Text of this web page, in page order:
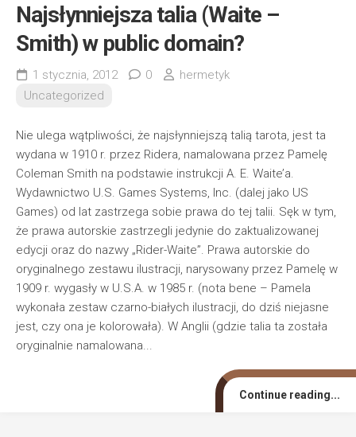
Najsłynniejsza talia (Waite –
Smith) w public domain?
1 stycznia, 2012 0
hermetyk
Uncategorized
Nie ulega wątpliwości, że najsłynniejszą talią tarota, jest ta
wydana w 1910 r. przez Ridera, namalowana przez Pamelę
Coleman Smith na podstawie instrukcji A. E. Waite’a.
Wydawnictwo U.S. Games Systems, Inc. (dalej jako US
Games) od lat zastrzega sobie prawa do tej talii. Sęk w tym,
że prawa autorskie zastrzegli jedynie do zaktualizowanej
edycji oraz do nazwy „Rider-Waite”. Prawa autorskie do
oryginalnego zestawu ilustracji, narysowany przez Pamelę w
1909 r. wygasły w U.S.A. w 1985 r. (nota bene – Pamela
wykonała zestaw czarno-białych ilustracji, do dziś niejasne
jest, czy ona je kolorowała). W Anglii (gdzie talia ta została
oryginalnie namalowana...
Continue reading...